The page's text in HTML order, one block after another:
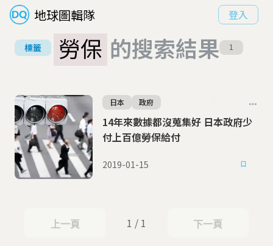
地球圖輯隊 登入
標籤 勞保 的搜索結果 1
14年來數據都沒蒐集好 日本政府少
付上百億勞保給付
日本 政府
2019-01-15
上一頁
上一頁 1 / 1 下一頁
下一頁